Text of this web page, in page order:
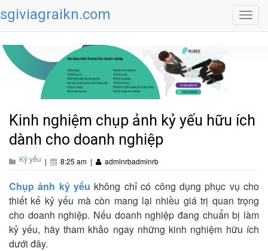
sgiviagraikn.com
Kinh nghiệm chụp ảnh kỷ yếu hữu ích
dành cho doanh nghiệp
Kỷ yếu | 8:25 am | adminrbadminrb
Chụp ảnh kỷ yếu không chỉ có công dụng phục vụ cho
thiết kế kỷ yếu mà còn mang lại nhiều giá trị quan trọng
cho doanh nghiệp. Nếu doanh nghiệp đang chuẩn bị làm
kỷ yếu, hãy tham khảo ngay những kinh nghiệm hữu ích
dưới đây.